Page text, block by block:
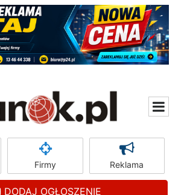
Firmy Reklama
DODAJ OGŁOSZENIE